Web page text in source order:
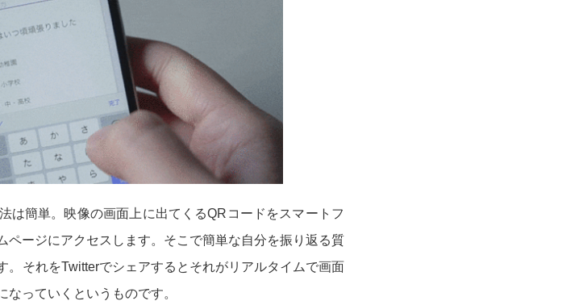
は簡単。映像の画面上に出てくるQRコードをスマートフ
ページにアクセスします。そこで簡単な自分を振り返る質
。それをTwitterでシェアするとそれがリアルタイムで画面
なっていくというものです。